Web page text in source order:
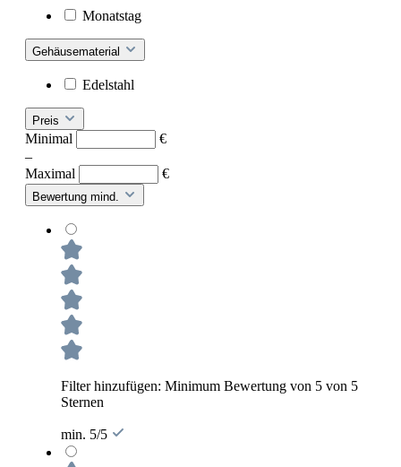
Monatstag
Gehäusematerial
Edelstahl
Preis
Minimal
€
–
Maximal
€
Bewertung mind.
Filter hinzufügen: Minimum Bewertung von 5 von 5
Sternen
min. 5/5